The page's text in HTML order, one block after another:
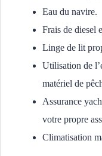
Eau du navire.
Frais de diesel
Linge de lit
Utilisation de
matériel de
Assurance
votre propre
Climatisation